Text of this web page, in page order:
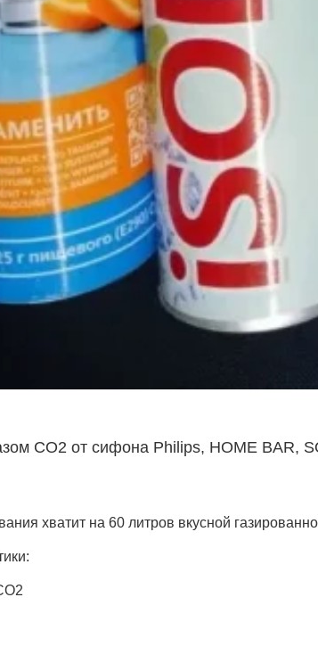
CO2 от сифона Philips, HOME BAR,
хватит на 60 литров вкусной